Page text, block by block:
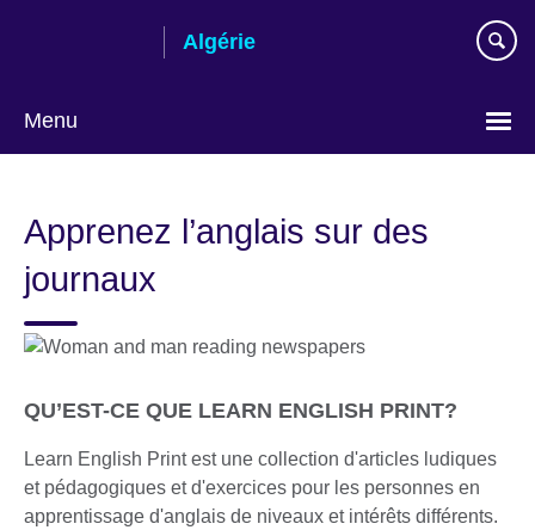
Algérie
Menu
language
Apprenez l’anglais sur des
journaux
QU’EST-CE QUE LEARN ENGLISH PRINT?
Learn English Print est une collection d'articles ludiques
et pédagogiques et d'exercices pour les personnes en
apprentissage d'anglais de niveaux et intérêts différents.